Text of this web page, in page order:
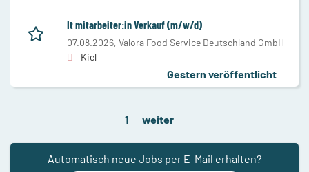
It mitarbeiter:in Verkauf (m/w/d)
07.08.2026, Valora Food Service Deutschland GmbH
Kiel
Gestern veröffentlicht
1 weiter
Automatisch neue Jobs per E-Mail erhalten?